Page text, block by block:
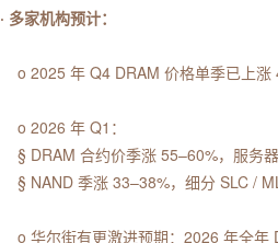
· 多家机构预计：
o 2025 年 Q4 DRAM 价格单季已上涨
o 2026 年 Q1：
§ DRAM 合约价季涨 55–60%，服务
§ NAND 季涨 33–38%，细分 SLC /
o 华尔街有更激进预期：2026 年全年